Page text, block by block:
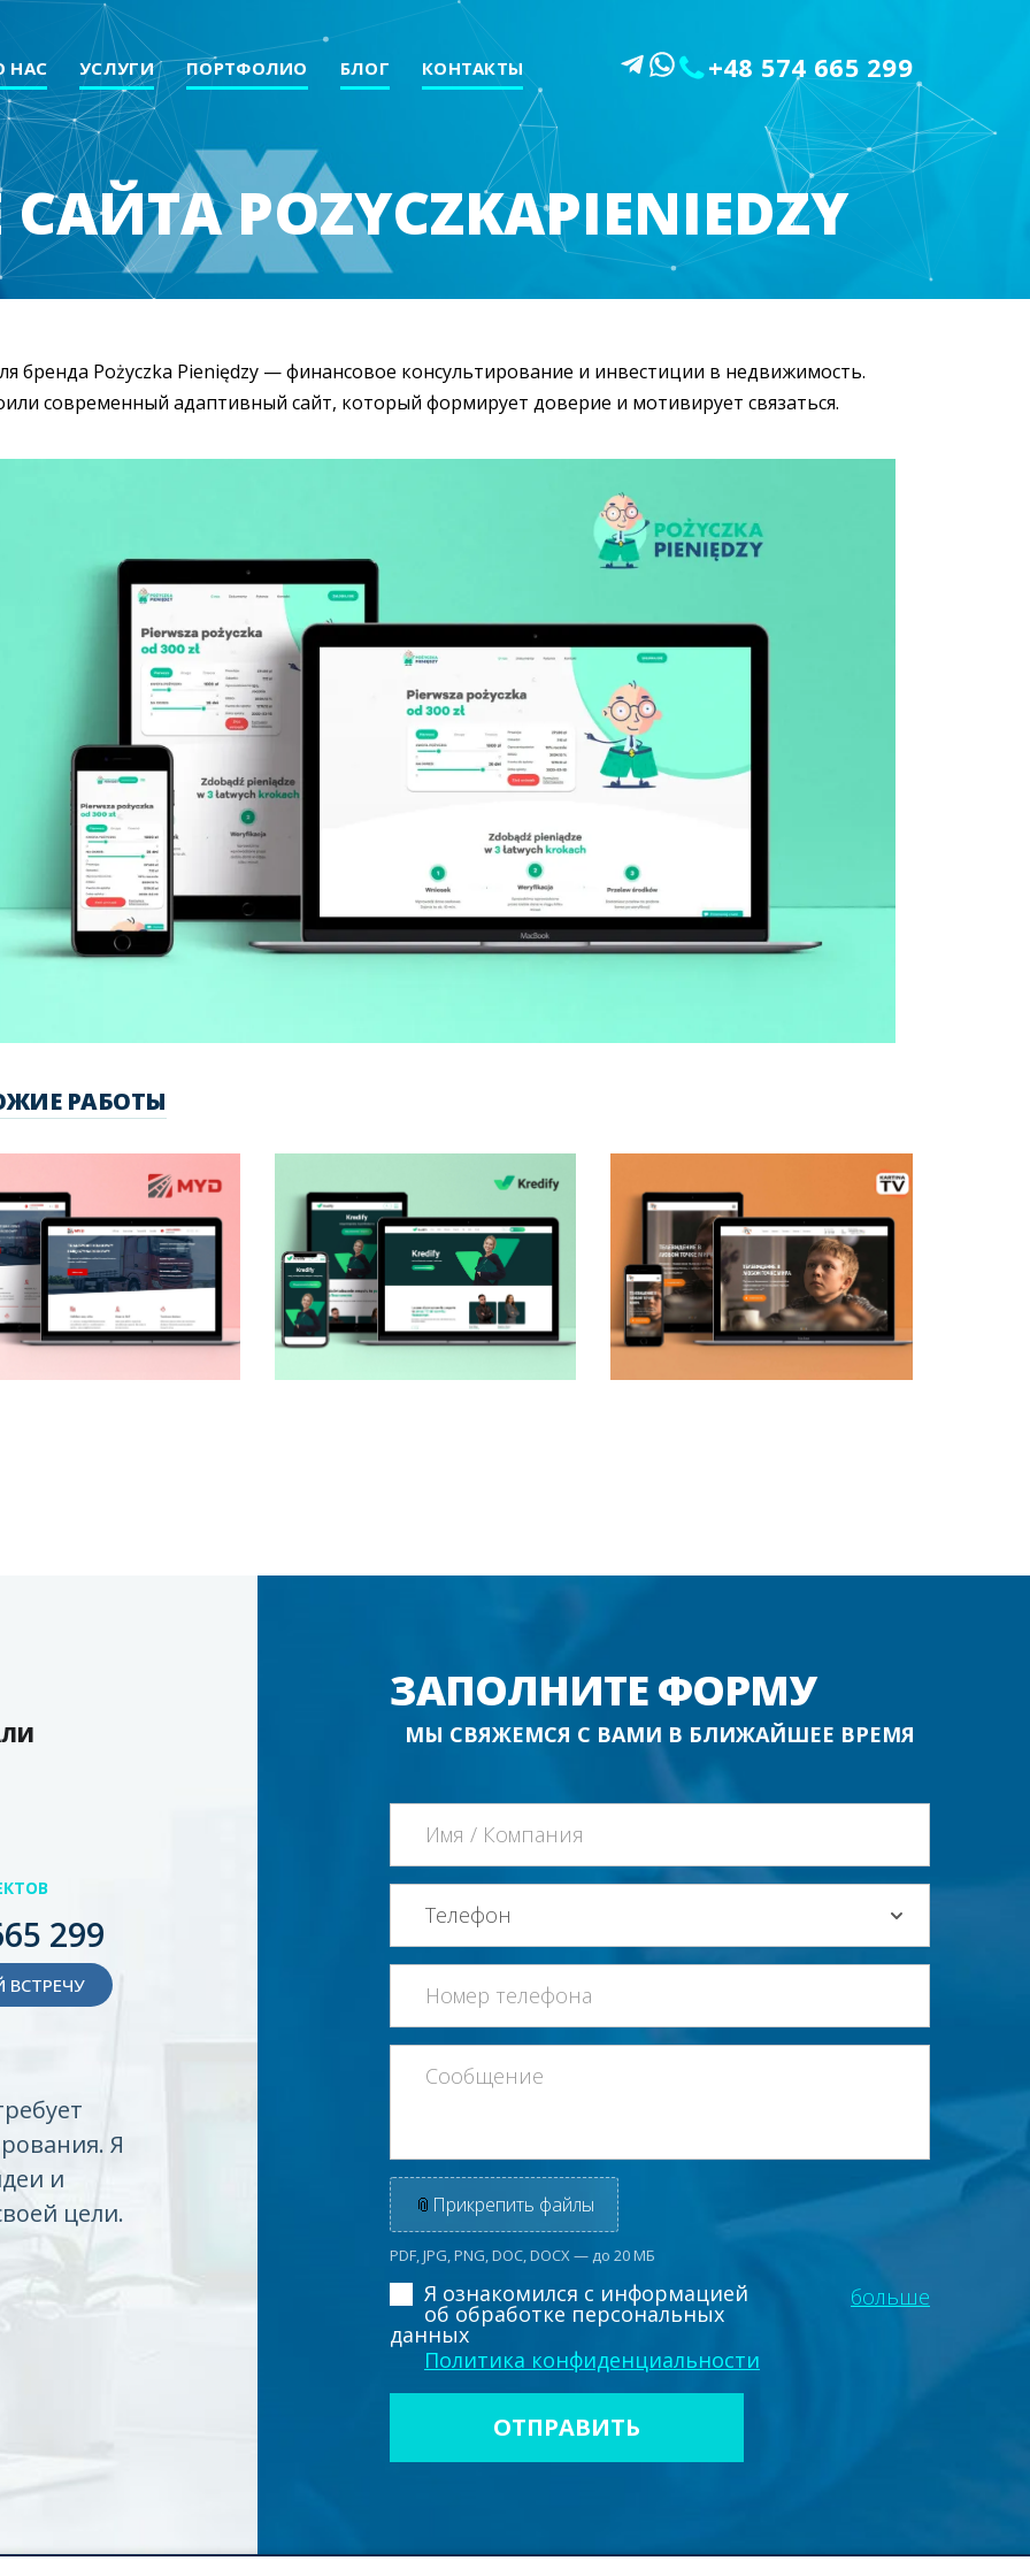
НАС УСЛУГИ ПОРТФОЛИО БЛОГ КОНТАКТЫ +48 574 665 299
POZYCZKAPIENIEDZY
бренда Pożyczka Pieniędzy — финансовое консультирование и инвестиции в недвижимость.
современный адаптивный сайт, который формирует доверие и мотивирует связаться.
РАБОТЫ
299
ВСТРЕЧУ
Я
и
цели.
ЗАПОЛНИТЕ ФОРМУ
МЫ СВЯЖЕМСЯ С ВАМИ В БЛИЖАЙШЕЕ ВРЕМЯ
📎 Прикрепить файлы
PDF, JPG, PNG, DOC, DOCX — до 20 МБ
больше
Я ознакомился с информацией
об обработке персональных
данных
Политика конфиденциальности